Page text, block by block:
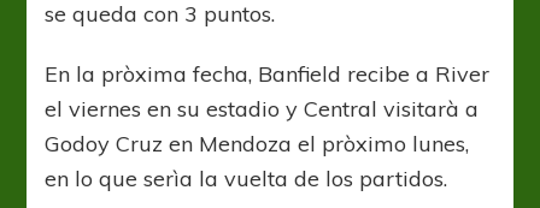
se queda con 3 puntos.
En la pròxima fecha, Banfield recibe a River
el viernes en su estadio y Central visitarà a
Godoy Cruz en Mendoza el pròximo lunes,
en lo que serìa la vuelta de los partidos.